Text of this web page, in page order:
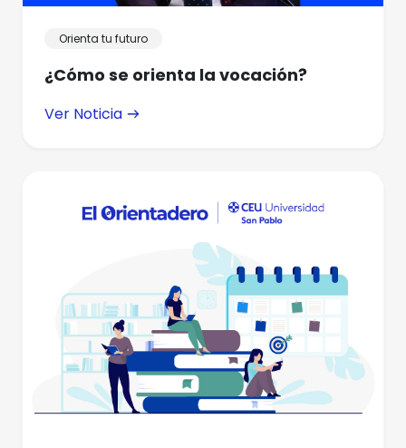
Orienta tu futuro
¿Cómo se orienta la vocación?
Ver Noticia